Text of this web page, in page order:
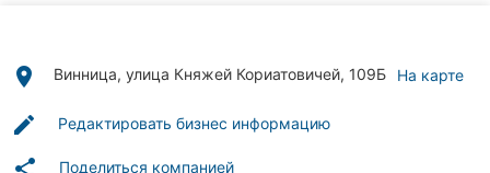
рубрики
place Винница, улица Княжей Кориатовичей, 109Б На карте
edit Редактировать бизнес информацию
Поделиться компанией